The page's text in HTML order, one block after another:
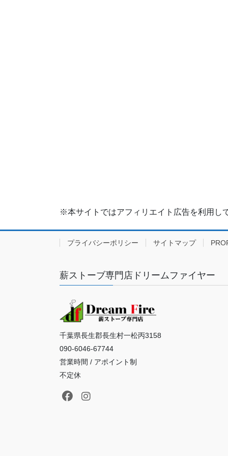
※本サイトではアフィリエイト広告を利用し
プライバシーポリシー サイトマップ
薪ストーブ専門店ドリームファイヤー
千葉県長生郡長生村一松丙3158
090-6046-67744
営業時間 / アポイント制
不定休